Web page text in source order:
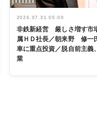
2026.07.31 05:00
非鉄新経営 厳しさ増す市
属ＨＤ社長／朝来野 修一
車に重点投資／脱自前主義
業